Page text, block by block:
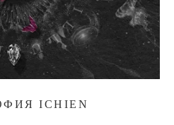
ICHIEN